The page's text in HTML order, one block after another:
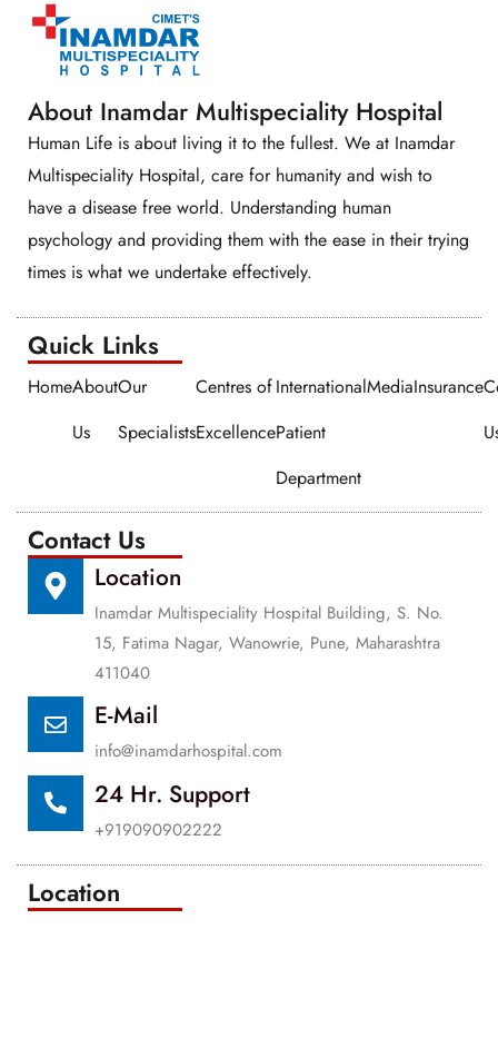
About Inamdar Multispeciality Hospital
Human Life is about living it to the fullest. We at Inamdar
Multispeciality Hospital, care for humanity and wish to
have a disease free world. Understanding human
psychology and providing them with the ease in their trying
times is what we undertake effectively.
Quick Links​​
HomeAbout
Us
Our
Specialists
Centres of
Excellence
International
Patient
Department
MediaInsurance
Contact Us
Location
Inamdar Multispeciality Hospital Building, S. No.
15, Fatima Nagar, Wanowrie, Pune, Maharashtra
411040
E-Mail
info@inamdarhospital.com
24 Hr. Support
+919090902222
Location